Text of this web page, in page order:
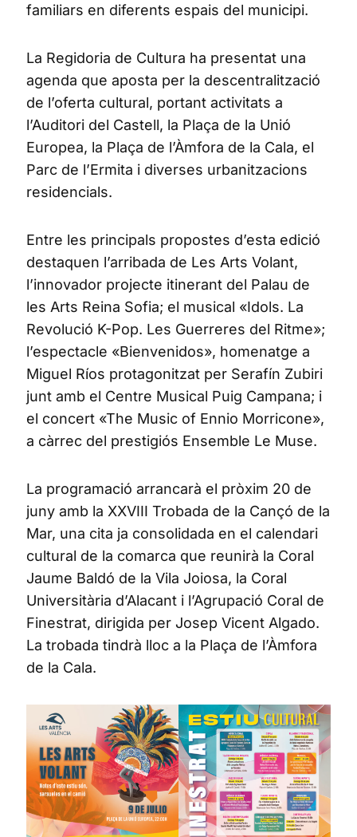
familiars en diferents espais del municipi.
La Regidoria de Cultura ha presentat una
agenda que aposta per la descentralització
de l’oferta cultural, portant activitats a
l’Auditori del Castell, la Plaça de la Unió
Europea, la Plaça de l’Àmfora de la Cala, el
Parc de l’Ermita i diverses urbanitzacions
residencials.
Entre les principals propostes d’esta edició
destaquen l’arribada de Les Arts Volant,
l’innovador projecte itinerant del Palau de
les Arts Reina Sofia; el musical «Idols. La
Revolució K-Pop. Les Guerreres del Ritme»;
l’espectacle «Bienvenidos», homenatge a
Miguel Ríos protagonitzat per Serafín Zubiri
junt amb el Centre Musical Puig Campana; i
el concert «The Music of Ennio Morricone»,
a càrrec del prestigiós Ensemble Le Muse.
La programació arrancarà el pròxim 20 de
juny amb la XXVIII Trobada de la Cançó de la
Mar, una cita ja consolidada en el calendari
cultural de la comarca que reunirà la Coral
Jaume Baldó de la Vila Joiosa, la Coral
Universitària d’Alacant i l’Agrupació Coral de
Finestrat, dirigida per Josep Vicent Algado.
La trobada tindrà lloc a la Plaça de l’Àmfora
de la Cala.